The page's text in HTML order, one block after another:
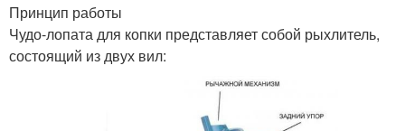
Принцип работы
Чудо-лопата для копки представляет собой рыхлитель,
состоящий из двух вил: